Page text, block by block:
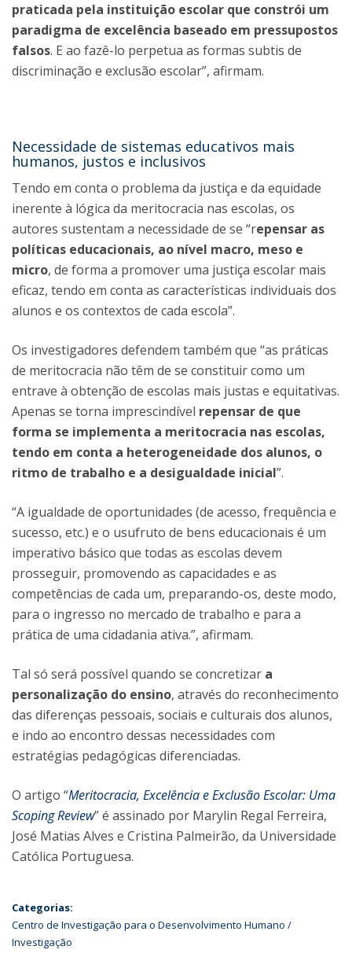
praticada pela instituição escolar que constrói um
paradigma de excelência baseado em pressupostos
falsos. E ao fazê-lo perpetua as formas subtis de
discriminação e exclusão escolar”, afirmam.
Necessidade de sistemas educativos mais
humanos, justos e inclusivos
Tendo em conta o problema da justiça e da equidade
inerente à lógica da meritocracia nas escolas, os
autores sustentam a necessidade de se “repensar as
políticas educacionais, ao nível macro, meso e
micro, de forma a promover uma justiça escolar mais
eficaz, tendo em conta as características individuais dos
alunos e os contextos de cada escola”.
Os investigadores defendem também que “as práticas
de meritocracia não têm de se constituir como um
entrave à obtenção de escolas mais justas e equitativas.
Apenas se torna imprescindível repensar de que
forma se implementa a meritocracia nas escolas,
tendo em conta a heterogeneidade dos alunos, o
ritmo de trabalho e a desigualdade inicial”.
“A igualdade de oportunidades (de acesso, frequência e
sucesso, etc.) e o usufruto de bens educacionais é um
imperativo básico que todas as escolas devem
prosseguir, promovendo as capacidades e as
competências de cada um, preparando-os, deste modo,
para o ingresso no mercado de trabalho e para a
prática de uma cidadania ativa.”, afirmam.
Tal só será possível quando se concretizar a
personalização do ensino, através do reconhecimento
das diferenças pessoais, sociais e culturais dos alunos,
e indo ao encontro dessas necessidades com
estratégias pedagógicas diferenciadas.
O artigo “Meritocracia, Excelência e Exclusão Escolar: Uma
Scoping Review” é assinado por Marylin Regal Ferreira,
José Matias Alves e Cristina Palmeirão, da Universidade
Católica Portuguesa.
Categorias:
Centro de Investigação para o Desenvolvimento Humano
Investigação